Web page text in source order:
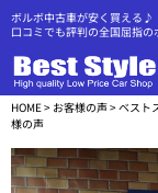
ボルボ中古車が安く買える♪
口コミでも評判の全国屈指
HOME> お客様の声> ベスト
様の声